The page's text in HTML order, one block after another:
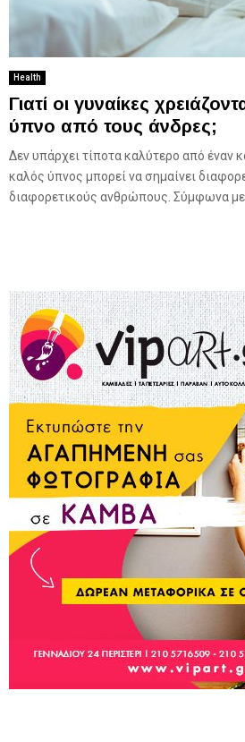
Health
Γιατί οι γυναίκες
ύπνο από τους άνδρες;
Δεν υπάρχει τίποτα καλύτερο από έναν
καλός ύπνος μπορεί να σημαίνει
διαφορετικούς ανθρώπους. Σύμφωνα με